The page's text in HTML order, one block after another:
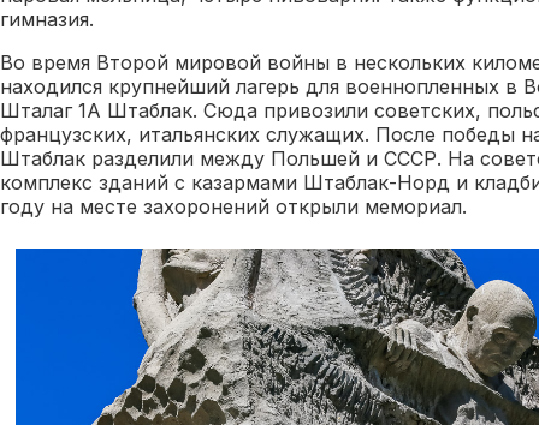
гимназия.
Во время Второй мировой войны в нескольких
находился крупнейший лагерь для военнопленных в
Шталаг 1A Штаблак. Сюда привозили советских,
французских, итальянских служащих. После победы
Штаблак разделили между Польшей и СССР. На
комплекс зданий с казармами Штаблак-Норд и
году на месте захоронений открыли мемориал.